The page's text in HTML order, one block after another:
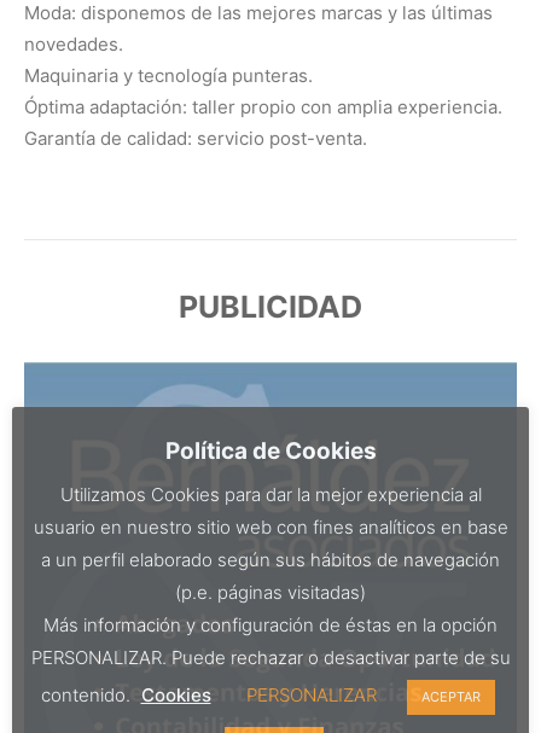
Moda: disponemos de las mejores marcas y las últimas
novedades.
Maquinaria y tecnología punteras.
Óptima adaptación: taller propio con amplia experiencia.
Garantía de calidad: servicio post-venta.
PUBLICIDAD
Política de Cookies
Utilizamos Cookies para dar la mejor experiencia al
usuario en nuestro sitio web con fines analíticos en base
a un perfil elaborado según sus hábitos de navegación
(p.e. páginas visitadas)
Más información y configuración de éstas en la opción
PERSONALIZAR. Puede rechazar o desactivar parte de su
contenido. Cookies PERSONALIZAR ACEPTAR